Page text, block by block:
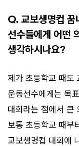
Q. 교보생명컵 꿈
선수들에게 어떤
생각하시나요?
제가 초등학교 때도
운동선수에게는 목
대회라는 점에서 큰
보통 초등학교 때부
교보생명컵 대회에